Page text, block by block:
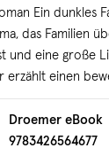
Ein dunkles
das Familien
und eine große
erzählt einen
Roman und
die dunklen
Artikel ihres
Droemer eBook
9783426564677